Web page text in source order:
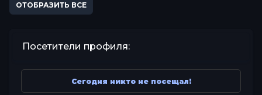
ОТОБРАЗИТЬ ВСЕ
Посетители профиля:
Сегодня никто не посещал!